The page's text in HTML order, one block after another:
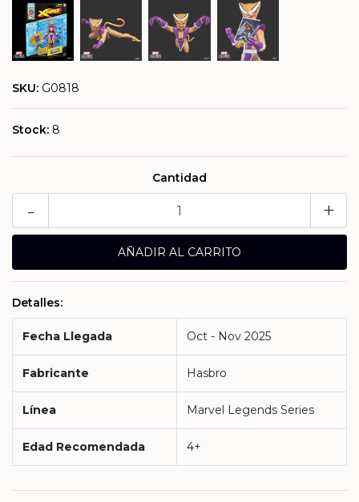
SKU: G0818
Stock: 8
Cantidad
+
-
Detalles:
Fecha Llegada Oct - Nov 2025
Fabricante Hasbro
Línea Marvel Legends Series
Edad Recomendada 4+